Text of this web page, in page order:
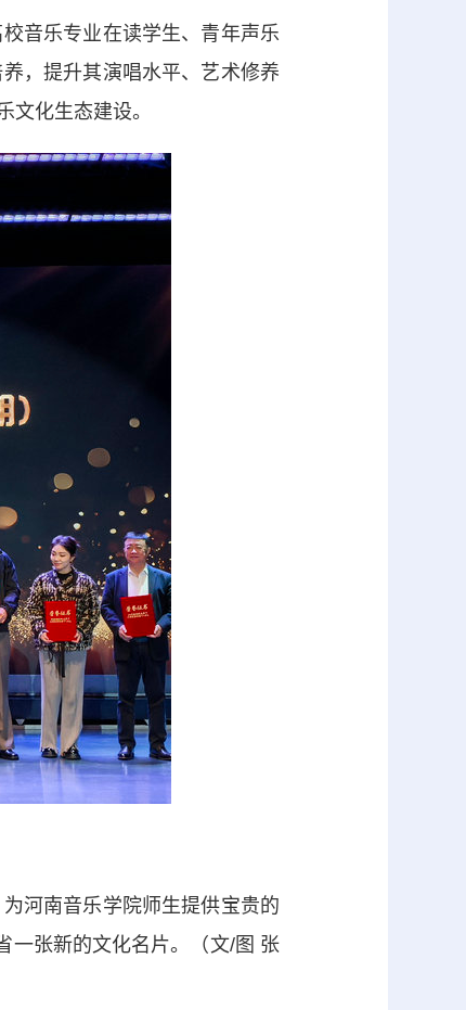
音乐专业在读学生、青年声乐
，提升其演唱水平、艺术修养
化生态建设。
河南音乐学院师生提供宝贵的
一张新的文化名片。（文/图 张